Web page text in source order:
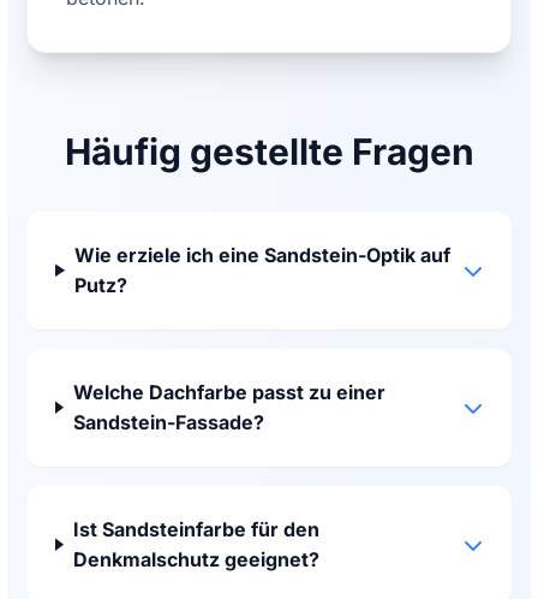
Häufig gestellte Fragen
Wie erziele ich eine Sandstein-Optik auf
Putz?
Welche Dachfarbe passt zu einer
Sandstein-Fassade?
Ist Sandsteinfarbe für den
Denkmalschutz geeignet?